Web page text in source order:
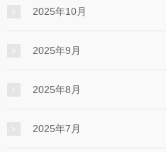
2025年10月
2025年9月
2025年8月
2025年7月